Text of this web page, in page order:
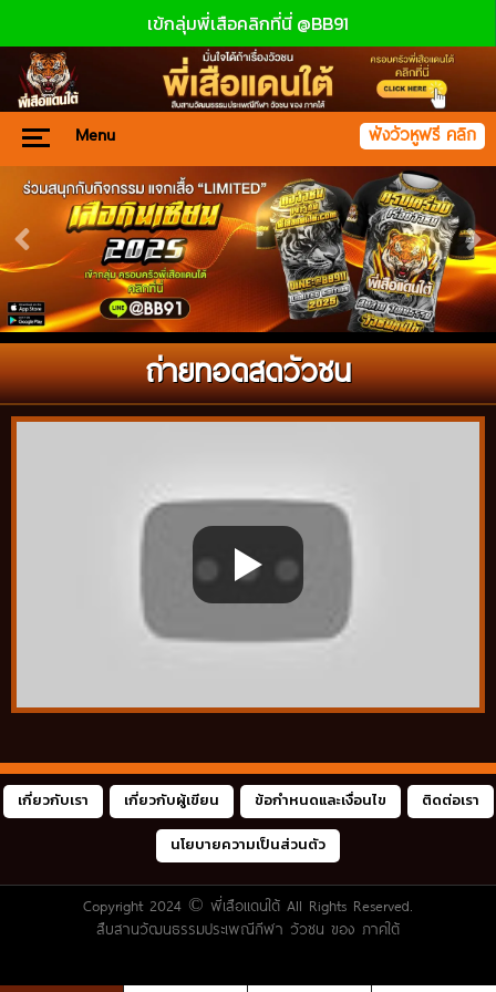
เข้กลุ่มพี่เสือคลิกที่นี่ @BB91
Menu ฟังวัวหูฟรี คลิก
ถ่ายทอดสดวัวชน
เกี่ยวกับเรา เกี่ยวกับผู้เขียน ข้อกำหนดและเงื่อนไข ติดต่อเรา
นโยบายความเป็นส่วนตัว
Copyright 2024 © พี่เสือแดนใต้ All Rights Reserved.
สืบสานวัฒนธรรมประเพณีกีฬา วัวชน ของ ภาคใต้